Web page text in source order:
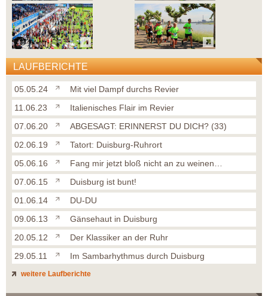
LAUFBERICHTE
05.05.24
Mit viel Dampf durchs Revier
11.06.23
Italienisches Flair im Revier
07.06.20
ABGESAGT: ERINNERST DU DICH? (33)
02.06.19
Tatort: Duisburg-Ruhrort
05.06.16
Fang mir jetzt bloß nicht an zu weinen…
07.06.15
Duisburg ist bunt!
01.06.14
DU-DU
09.06.13
Gänsehaut in Duisburg
20.05.12
Der Klassiker an der Ruhr
29.05.11
Im Sambarhythmus durch Duisburg
weitere Laufberichte